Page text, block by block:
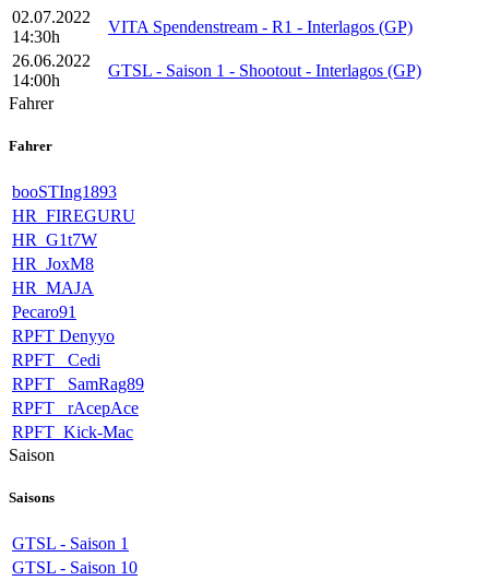
02.07.2022
14:30h
VITA Spendenstream - R1 - Interlagos (GP)
26.06.2022
14:00h
GTSL - Saison 1 - Shootout - Interlagos (GP)
Fahrer
Fahrer
booSTIng1893
HR_FIREGURU
HR_G1t7W
HR_JoxM8
HR_MAJA
Pecaro91
RPFT Denyyo
RPFT _Cedi
RPFT _SamRag89
RPFT_ rAcepAce
RPFT_Kick-Mac
Saison
Saisons
GTSL - Saison 1
GTSL - Saison 10